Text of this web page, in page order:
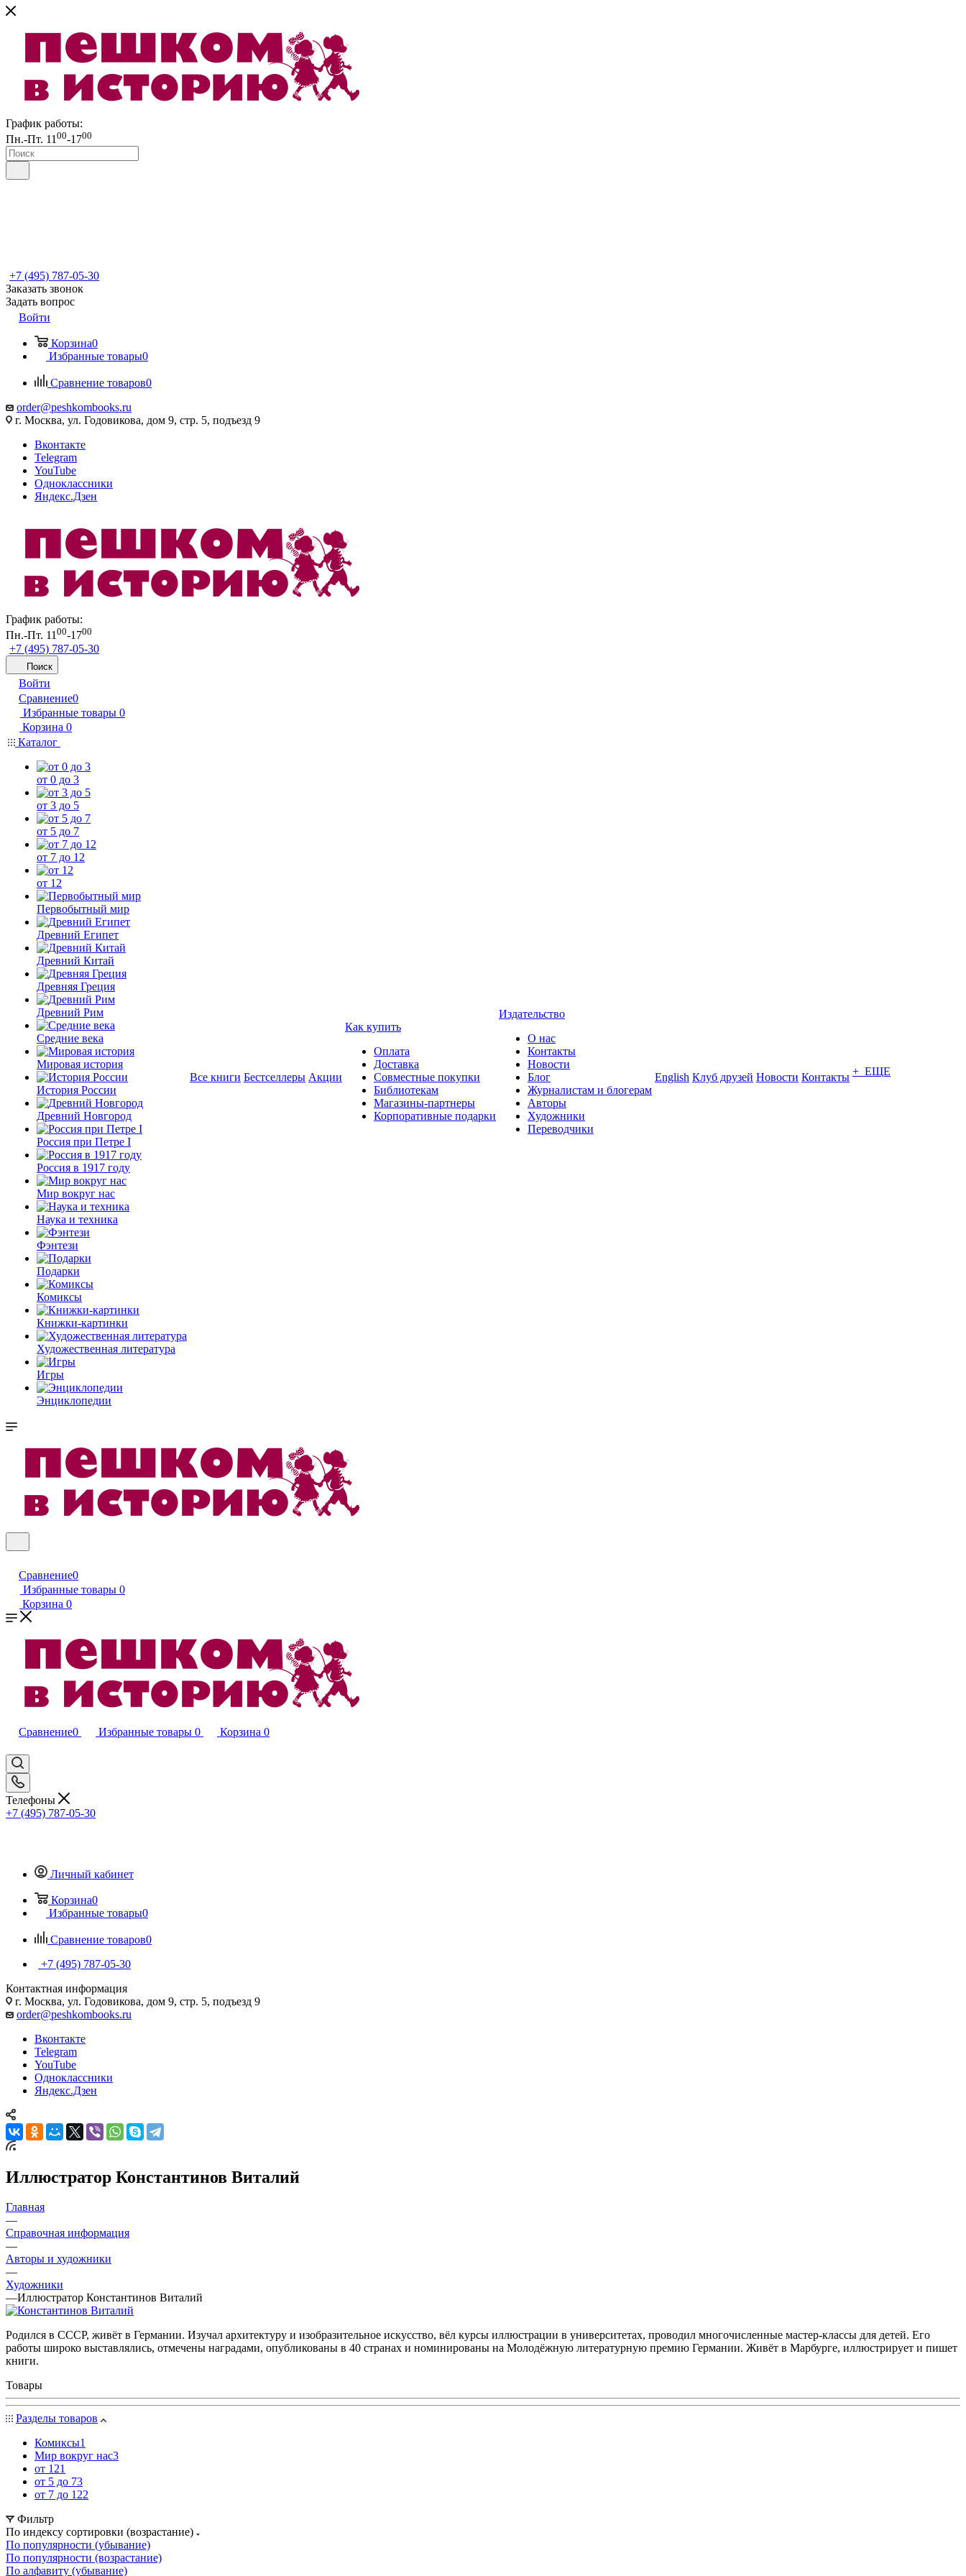
График работы:
Пн.-Пт. 11 00-1700
+7 (495) 787-05-30
Заказать звонок
Задать вопрос
Войти
Корзина0
Избранные товары0
Сравнение товаров0
order@peshkombooks.ru
г. Москва, ул. Годовикова, дом 9, стр. 5, подъезд 9
Вконтакте
Telegram
YouTube
Одноклассники
Яндекс.Дзен
График работы:
Пн.-Пт. 1100-1700
+7 (495) 787-05-30
Поиск
Войти
Сравнение0
Избранные товары 0
Корзина 0
Каталог
от 0 до 3
от 3 до 5
от 5 до 7
от 7 до 12
от 12
Первобытный мир
Древний Египет
Древний Китай
Древняя Греция
Древний Рим
Средние века
Мировая история
История России
Древний Новгород
Россия при Петре I
Россия в 1917 году
Мир вокруг нас
Наука и техника
Фэнтези
Подарки
Комиксы
Книжки-картинки
Художественная литература
Игры
Энциклопедии
Все книги Бестселлеры Акции
Как купить
Оплата
Доставка
Совместные покупки
Библиотекам
Магазины-партнеры
Корпоративные подарки
Издательство
О нас
Контакты
Новости
Блог
Журналистам и блогерам
Авторы
Художники
Переводчики
English Клуб друзей Новости Контакты + ЕЩЕ
Сравнение0
Избранные товары 0
Корзина 0
Сравнение0 Избранные товары 0 Корзина 0
Телефоны
+7 (495) 787-05-30
Личный кабинет
Корзина0
Избранные товары0
Сравнение товаров0
+7 (495) 787-05-30
Контактная информация
г. Москва, ул. Годовикова, дом 9, стр. 5, подъезд 9
order@peshkombooks.ru
Вконтакте
Telegram
YouTube
Одноклассники
Яндекс.Дзен
Иллюстратор Константинов Виталий
Главная
—
Справочная информация
—
Авторы и художники
—
Художники
—Иллюстратор Константинов Виталий
Родился в СССР, живёт в Германии. Изучал архитектуру и изобразительное искусство, вёл курсы иллюстрации в университетах, проводил многочисленные мастер-классы для детей. Его
работы широко выставлялись, отмечены наградами, опубликованы в 40 странах и номинированы на Молодёжную литературную премию Германии. Живёт в Марбурге, иллюстрирует и пишет
книги.
Товары
Разделы товаров
Комиксы1
Мир вокруг нас3
от 121
от 5 до 73
от 7 до 122
Фильтр
По индексу сортировки (возрастание)
По популярности (убывание)
По популярности (возрастание)
По алфавиту (убывание)